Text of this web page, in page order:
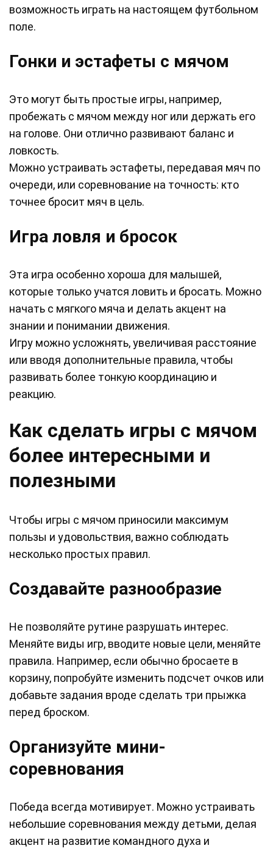
возможность играть на настоящем футбольном
поле.
Гонки и эстафеты с мячом
Это могут быть простые игры, например,
пробежать с мячом между ног или держать его
на голове. Они отлично развивают баланс и
ловкость.
Можно устраивать эстафеты, передавая мяч по
очереди, или соревнование на точность: кто
точнее бросит мяч в цель.
Игра ловля и бросок
Эта игра особенно хороша для малышей,
которые только учатся ловить и бросать. Можно
начать с мягкого мяча и делать акцент на
знании и понимании движения.
Игру можно усложнять, увеличивая расстояние
или вводя дополнительные правила, чтобы
развивать более тонкую координацию и
реакцию.
Как сделать игры с мячом
более интересными и
полезными
Чтобы игры с мячом приносили максимум
пользы и удовольствия, важно соблюдать
несколько простых правил.
Создавайте разнообразие
Не позволяйте рутине разрушать интерес.
Меняйте виды игр, вводите новые цели, меняйте
правила. Например, если обычно бросаете в
корзину, попробуйте изменить подсчет очков или
добавьте задания вроде сделать три прыжка
перед броском.
Организуйте мини-
соревнования
Победа всегда мотивирует. Можно устраивать
небольшие соревнования между детьми, делая
акцент на развитие командного духа и